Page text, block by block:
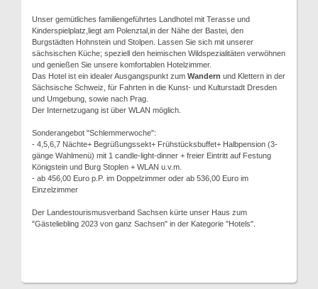
Unser gemütliches familiengeführtes Landhotel mit Terasse und
Kinderspielplatz,liegt am Polenztal,in der Nähe der Bastei, den
Burgstädten Hohnstein und Stolpen. Lassen Sie sich mit unserer
sächsischen Küche; speziell den heimischen Wildspezialitäten verwöhnen
und genießen Sie unsere komfortablen Hotelzimmer.
Das Hotel ist ein idealer Ausgangspunkt zum Wandern und Klettern in der
Sächsische Schweiz, für Fahrten in die Kunst- und Kulturstadt Dresden
und Umgebung, sowie nach Prag.
Der Internetzugang ist über WLAN möglich.
Sonderangebot "Schlemmerwoche":
- 4,5,6,7 Nächte+ Begrüßungssekt+ Frühstücksbuffet+ Halbpension (3-
gänge Wahlmenü) mit 1 candle-light-dinner + freier Eintritt auf Festung
Königstein und Burg Stoplen + WLAN u.v.m.
- ab 456,00 Euro p.P. im Doppelzimmer oder ab 536,00 Euro im
Einzelzimmer
Der Landestourismusverband Sachsen kürte unser Haus zum
"Gästeliebling 2023 von ganz Sachsen" in der Kategorie "Hotels".